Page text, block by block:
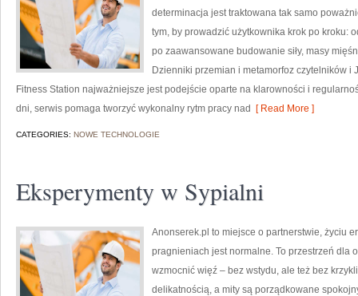
determinacja jest traktowana tak samo
tym, by prowadzić użytkownika krok po kroku:
po zaawansowane budowanie siły, masy
Dzienniki przemian i metamorfoz czytelników i
Fitness Station najważniejsze jest podejście oparte na klarowności i
dni, serwis pomaga tworzyć wykonalny rytm pracy nad
[ Read More ]
CATEGORIES: NOWE TECHNOLOGIE
Eksperymenty w Sypialni
Anonserek.pl to miejsce o partnerstwie, życiu
pragnieniach jest normalne. To przestrzeń dla
wzmocnić więź – bez wstydu, ale też bez
delikatnością, a mity są porządkowane